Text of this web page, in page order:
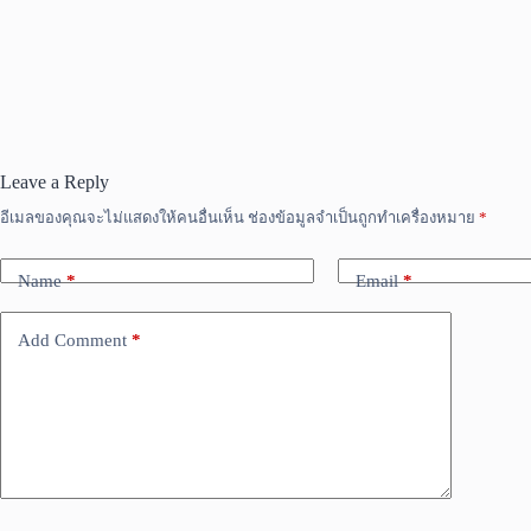
Leave a Reply
อีเมลของคุณจะไม่แสดงให้คนอื่นเห็น ช่องข้อมูลจำเป็นถูกทำเครื่องหมาย *
Name* Email*
Add Comment *